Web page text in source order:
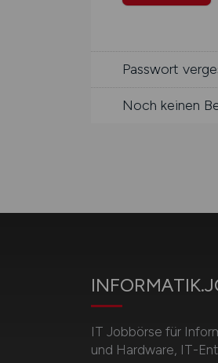
Passwort
Noch keinen
IT Jobbörse für
und Hardware, IT-